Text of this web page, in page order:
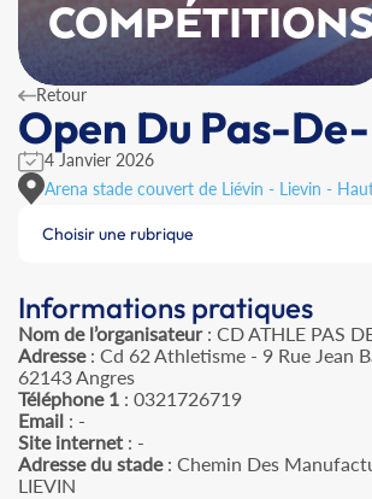
Retour
Open Du Pas-
4 Janvier 2026
Arena stade couvert de Liévin - Lievin -
Choisir une rubrique
Informations pratiques
Nom de l’organisateur: CD ATHLE PAS
Adresse: Cd 62 Athletisme - 9 Rue Jean
62143 Angres
Téléphone 1 : 0321726719
Email : -
Site internet : -
Adresse du stade: Chemin Des
LIEVIN